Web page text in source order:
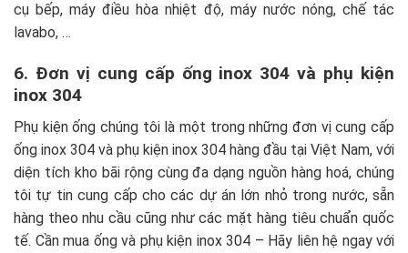
cụ bếp, máy điều hòa nhiệt độ, máy nước nóng, chế tác
lavabo, …
6. Đơn vị cung cấp ống inox 304 và phụ kiện
inox 304
Phụ kiện ống chúng tôi là một trong những đơn vị cung cấp
ống inox 304 và phụ kiện inox 304 hàng đầu tại Việt Nam, với
diện tích kho bãi rộng cùng đa dạng nguồn hàng hoá, chúng
tôi tự tin cung cấp cho các dự án lớn nhỏ trong nước, sẵn
hàng theo nhu cầu cũng như các mặt hàng tiêu chuẩn quốc
tế. Cần mua ống và phụ kiện inox 304 – Hãy liên hệ ngay với